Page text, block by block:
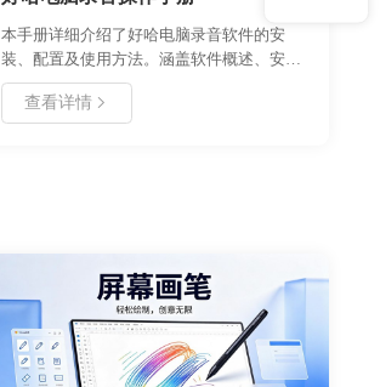
本手册详细介绍了好哈电脑录音软件的安
装、配置及使用方法。涵盖软件概述、安装
卸载步骤、首次使用指南、核心功能说明、
详细操作教程以及常见问题解决方案。旨在
查看详情